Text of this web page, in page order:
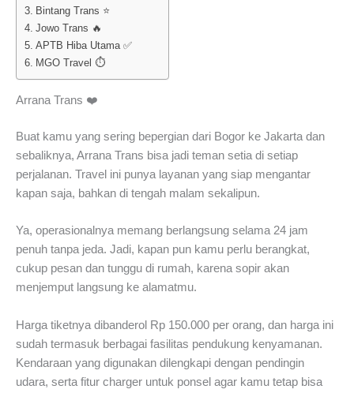
Bintang Trans ⭐
Jowo Trans 🔥
APTB Hiba Utama ✅
MGO Travel ⏱️
Arrana Trans ❤️
Buat kamu yang sering bepergian dari Bogor ke Jakarta dan
sebaliknya, Arrana Trans bisa jadi teman setia di setiap
perjalanan. Travel ini punya layanan yang siap mengantar
kapan saja, bahkan di tengah malam sekalipun.
Ya, operasionalnya memang berlangsung selama 24 jam
penuh tanpa jeda. Jadi, kapan pun kamu perlu berangkat,
cukup pesan dan tunggu di rumah, karena sopir akan
menjemput langsung ke alamatmu.
Harga tiketnya dibanderol Rp 150.000 per orang, dan harga ini
sudah termasuk berbagai fasilitas pendukung kenyamanan.
Kendaraan yang digunakan dilengkapi dengan pendingin
udara, serta fitur charger untuk ponsel agar kamu tetap bisa